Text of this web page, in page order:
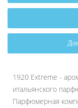
1920 Extreme -
итальянского
Парфюмерная